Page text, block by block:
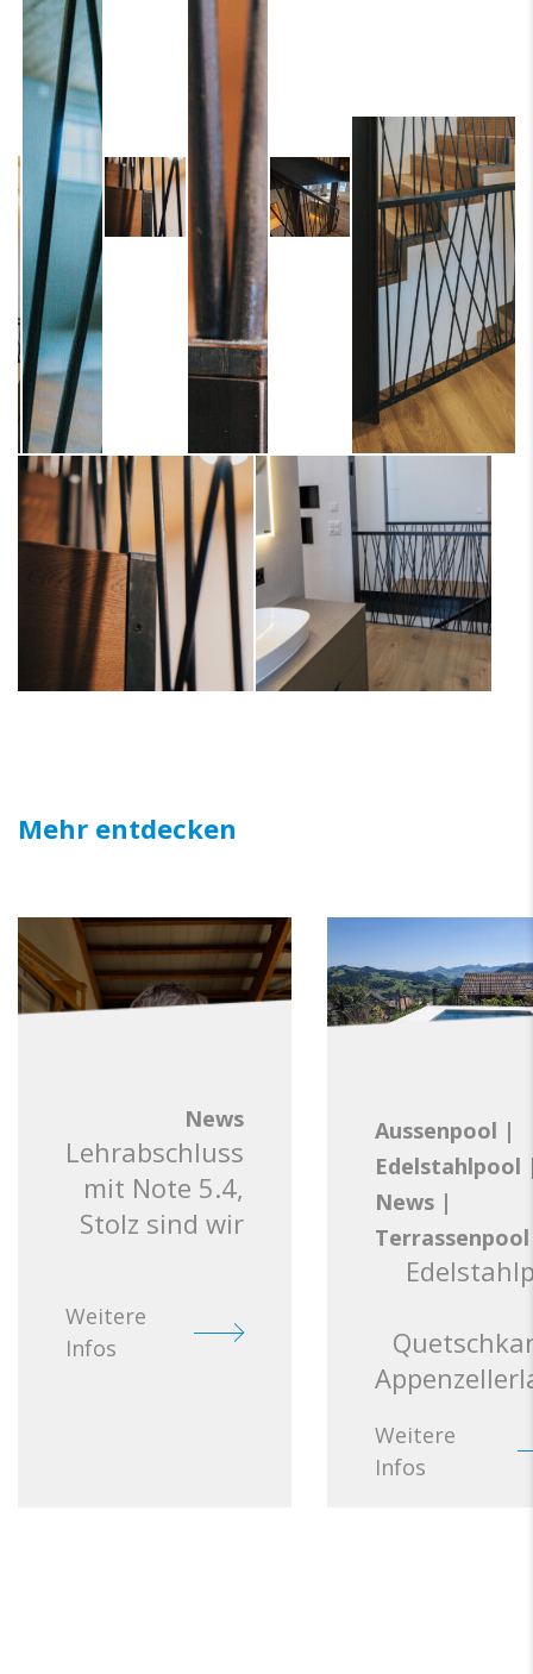
Mehr entdecken
News
Lehrabschluss
mit Note 5.4,
Stolz sind wir
Weitere
Infos
Aussenpool |
Edelstahlpool
News |
Terrassenpool
Weitere
Infos